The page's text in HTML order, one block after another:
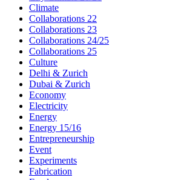
Climate
Collaborations 22
Collaborations 23
Collaborations 24/25
Collaborations 25
Culture
Delhi & Zurich
Dubai & Zurich
Economy
Electricity
Energy
Energy 15/16
Entrepreneurship
Event
Experiments
Fabrication